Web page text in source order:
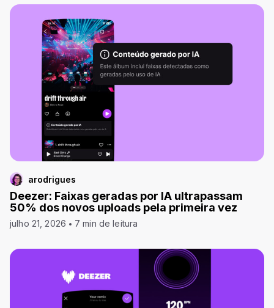
arodrigues
Deezer: Faixas geradas por IA ultrapassam
50% dos novos uploads pela primeira vez
julho 21, 2026 7 min de leitura